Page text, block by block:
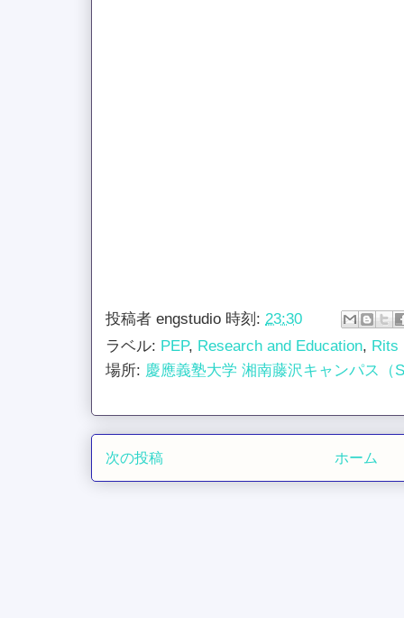
投稿者 engstudio 時刻: 23:30
ラベル: PEP, Research and Education, Rits
場所: 慶應義塾大学 湘南藤沢キャンパス（
次の投稿 ホーム